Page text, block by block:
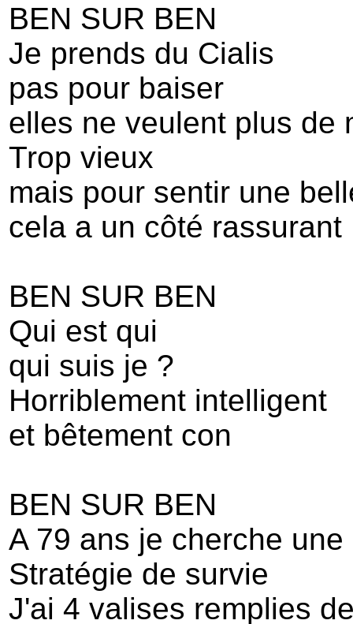
BEN SUR BEN
Je prends du Cialis
pas pour baiser
elles ne veulent plus de
Trop vieux
mais pour sentir une
cela a un côté rassurant
BEN SUR BEN
Qui est qui
qui suis je ?
Horriblement intelligent
et bêtement con
BEN SUR BEN
A 79 ans je cherche une
Stratégie de survie
J'ai 4 valises remplies